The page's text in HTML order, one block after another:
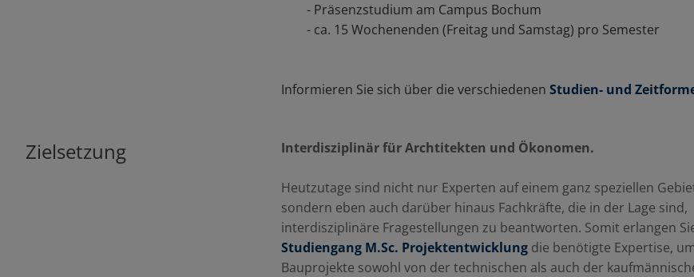
- Präsenzstudium am Campus Bochum
- ca. 15 Wochenenden (Freitag und Samstag) pro Semester
Informieren Sie sich über die verschiedenen Studien- und
Zielsetzung Interdisziplinär für Archtitekten und Ökonomen.
Heutzutage sind nicht nur Experten auf einem ganz speziellen
sondern eben auch darüber hinaus Fachkräfte, die in der Lage sind,
interdisziplinäre Fragestellungen zu beantworten. Somit erlangen
Studiengang M.Sc. Projektentwicklung die benötigte Expertise,
Bauprojekte sowohl von der technischen als auch der